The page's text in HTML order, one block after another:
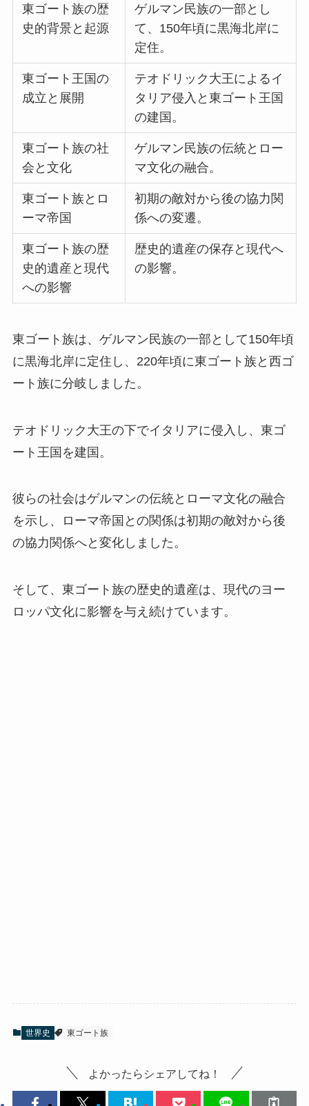
東ゴート族の歴
史的背景と起源
ゲルマン民族の一部とし
て、150年頃に黒海北岸に
定住。
東ゴート王国の
成立と展開
テオドリック大王によるイ
タリア侵入と東ゴート王国
の建国。
東ゴート族の社
会と文化
ゲルマン民族の伝統とロー
マ文化の融合。
東ゴート族とロ
ーマ帝国
初期の敵対から後の協力関
係への変遷。
東ゴート族の歴
史的遺産と現代
への影響
歴史的遺産の保存と現代へ
の影響。
東ゴート族は、ゲルマン民族の一部として150年頃
に黒海北岸に定住し、220年頃に東ゴート族と西ゴ
ート族に分岐しました。
テオドリック大王の下でイタリアに侵入し、東ゴ
ート王国を建国。
彼らの社会はゲルマンの伝統とローマ文化の融合
を示し、ローマ帝国との関係は初期の敵対から後
の協力関係へと変化しました。
そして、東ゴート族の歴史的遺産は、現代のヨー
ロッパ文化に影響を与え続けています。
世界史 東ゴート族
よかったらシェアしてね！